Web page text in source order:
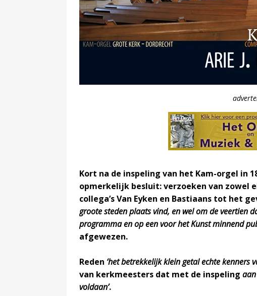
Kort na de inspeling van het Kam-orgel in
opmerkelijk besluit: verzoeken van zowel
collega’s Van Eyken en Bastiaans tot het
groote steden plaats vind, en wel om de veertien
programma en op een voor het Kunst minnend
afgewezen.
Reden ‘het betrekkelijk klein getal echte kenners
van kerkmeesters dat met de inspeling
voldaan’.